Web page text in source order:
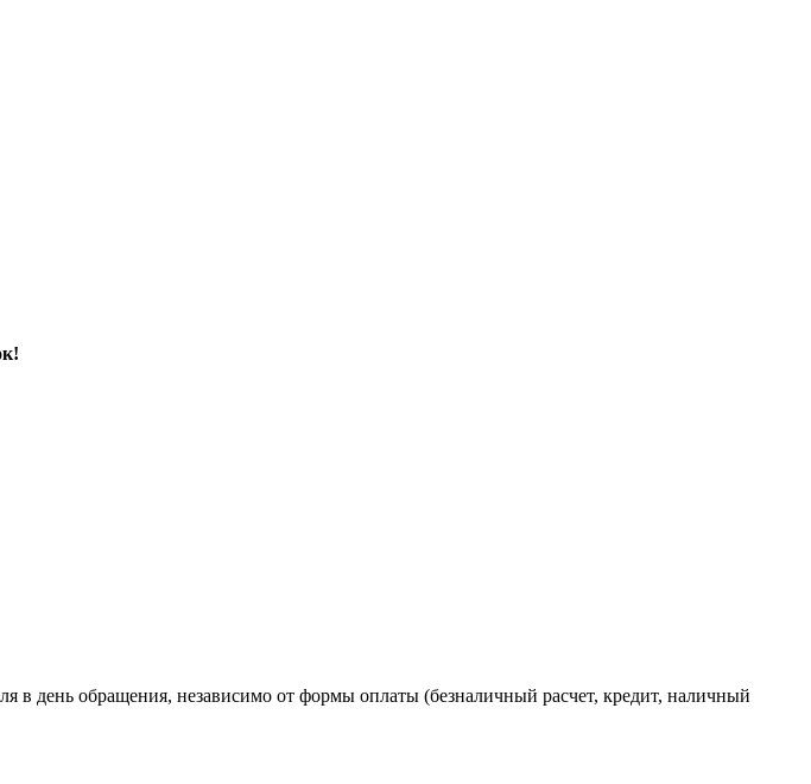
в день обращения, независимо от формы оплаты (безналичный расчет, кредит, наличный